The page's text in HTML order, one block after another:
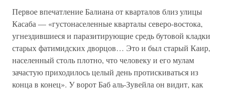
Первое впечатление Балиана от кварталов близ улицы
Касаба — «густонаселенные кварталы северо-востока,
угнездившиеся и паразитирующие средь бутовой кладки
старых фатимидских дворцов… Это и был старый Каир,
населенный столь плотно, что человеку и его мулам
зачастую приходилось целый день протискиваться из
конца в конец». У ворот Баб аль-Зувейла он видит, как